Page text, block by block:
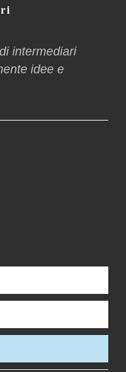
intermediari
idee e